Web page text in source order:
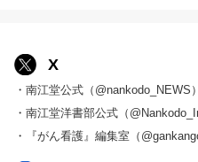
X
・南江堂公式（@nankodo_NEWS）
・南江堂洋書部公式（
・『がん看護』編集室（